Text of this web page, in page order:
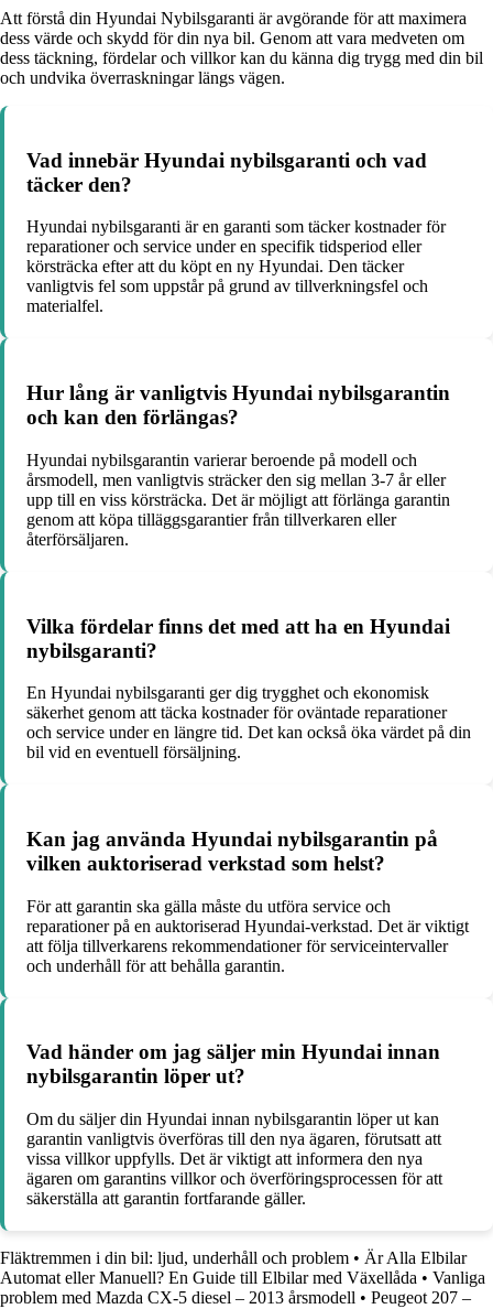
Att förstå din Hyundai Nybilsgaranti är avgörande för att maximera
dess värde och skydd för din nya bil. Genom att vara medveten om
dess täckning, fördelar och villkor kan du känna dig trygg med din bil
och undvika överraskningar längs vägen.
Vad innebär Hyundai nybilsgaranti och vad
täcker den?
Hyundai nybilsgaranti är en garanti som täcker kostnader för
reparationer och service under en specifik tidsperiod eller
körsträcka efter att du köpt en ny Hyundai. Den täcker
vanligtvis fel som uppstår på grund av tillverkningsfel och
materialfel.
Hur lång är vanligtvis Hyundai nybilsgarantin
och kan den förlängas?
Hyundai nybilsgarantin varierar beroende på modell och
årsmodell, men vanligtvis sträcker den sig mellan 3-7 år eller
upp till en viss körsträcka. Det är möjligt att förlänga garantin
genom att köpa tilläggsgarantier från tillverkaren eller
återförsäljaren.
Vilka fördelar finns det med att ha en Hyundai
nybilsgaranti?
En Hyundai nybilsgaranti ger dig trygghet och ekonomisk
säkerhet genom att täcka kostnader för oväntade reparationer
och service under en längre tid. Det kan också öka värdet på din
bil vid en eventuell försäljning.
Kan jag använda Hyundai nybilsgarantin på
vilken auktoriserad verkstad som helst?
För att garantin ska gälla måste du utföra service och
reparationer på en auktoriserad Hyundai-verkstad. Det är viktigt
att följa tillverkarens rekommendationer för serviceintervaller
och underhåll för att behålla garantin.
Vad händer om jag säljer min Hyundai innan
nybilsgarantin löper ut?
Om du säljer din Hyundai innan nybilsgarantin löper ut kan
garantin vanligtvis överföras till den nya ägaren, förutsatt att
vissa villkor uppfylls. Det är viktigt att informera den nya
ägaren om garantins villkor och överföringsprocessen för att
säkerställa att garantin fortfarande gäller.
Fläktremmen i din bil: ljud, underhåll och problem • Är Alla Elbilar
Automat eller Manuell? En Guide till Elbilar med Växellåda • Vanliga
problem med Mazda CX-5 diesel – 2013 årsmodell • Peugeot 207 –